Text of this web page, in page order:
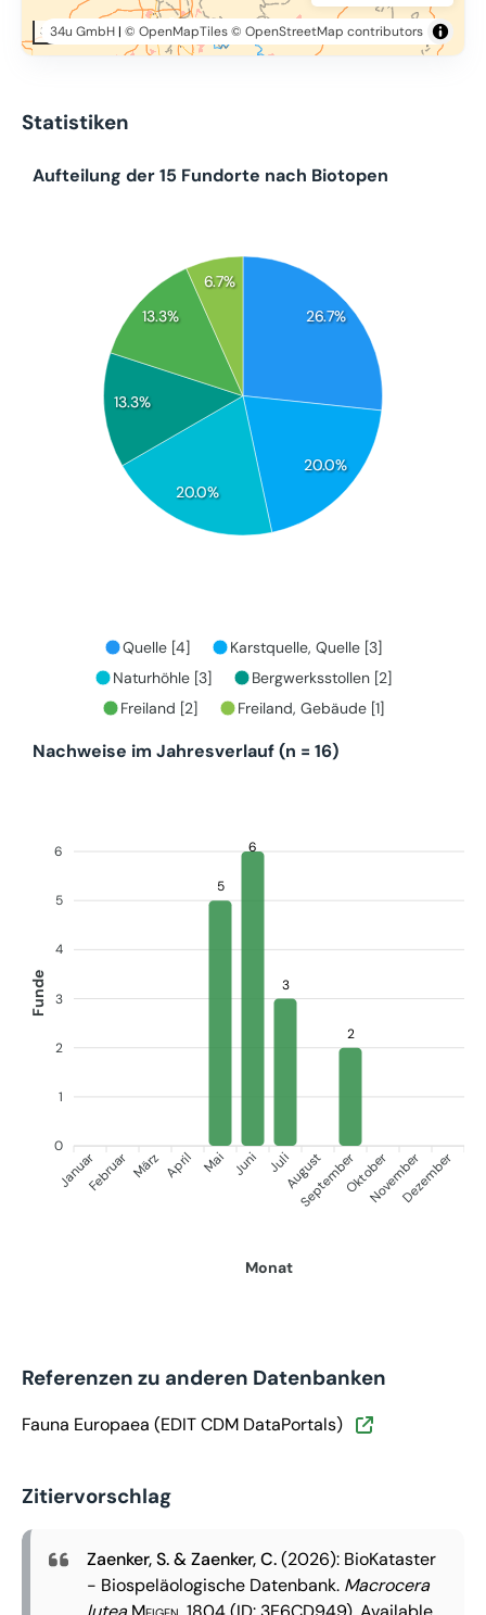
30 km
34u GmbH| © OpenMapTiles© OpenStreetMap contributors
Statistiken
26.7%
20.0%
20.0%
13.3%
13.3%
6.7%
Aufteilung der 15 Fundorte nach Biotopen
Quelle [4]
Karstquelle, Quelle [3]
Naturhöhle [3]
Bergwerksstollen [2]
Freiland [2]
Freiland, Gebäude [1]
Nachweise im Jahresverlauf (n = 16)
6
5
4
3
2
1
0
Funde
5
6
3
2
JanuarFebruar März April Mai Juni JuliAugust
SeptemberOktoberNovemberDezember
Monat
Referenzen zu anderen Datenbanken
Fauna Europaea (EDIT CDM DataPortals)
Zitiervorschlag
Zaenker, S. & Zaenker, C.(2026): BioKataster
- Biospeläologische Datenbank. Macrocera